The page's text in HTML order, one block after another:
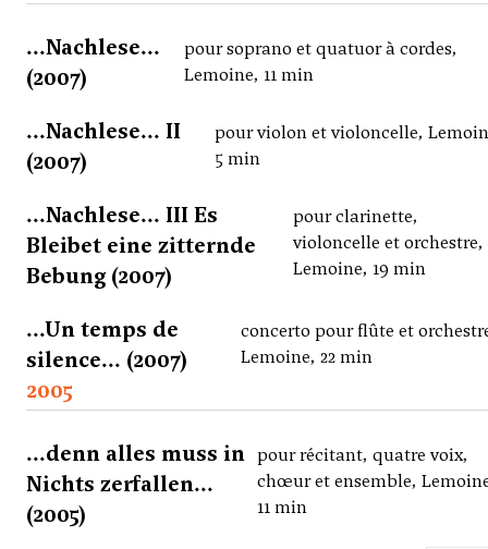
...Nachlese...
(2007)
pour soprano et quatuor à cordes,
Lemoine, 11 min
...Nachlese... II
(2007)
pour violon et violoncelle,
5 min
...Nachlese... III Es
Bleibet eine zitternde
Bebung (2007)
pour clarinette,
violoncelle et orchestre,
Lemoine, 19 min
...Un temps de
silence... (2007)
concerto pour flûte et
Lemoine, 22 min
2005
...denn alles muss in
Nichts zerfallen...
(2005)
pour récitant, quatre voix,
chœur et ensemble,
11 min